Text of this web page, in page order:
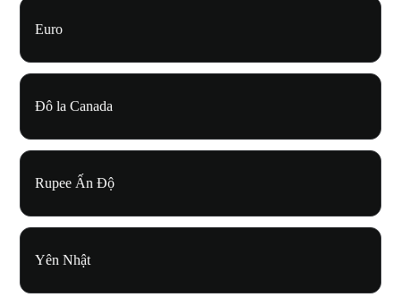
Euro
Đô la Canada
Rupee Ấn Độ
Yên Nhật